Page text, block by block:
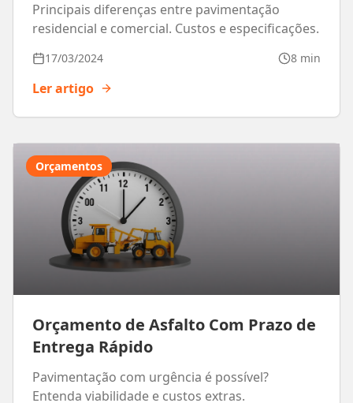
Principais diferenças entre pavimentação
residencial e comercial. Custos e especificações.
17/03/2024 8 min
Ler artigo
Orçamentos
Orçamento de Asfalto Com Prazo de
Entrega Rápido
Pavimentação com urgência é possível?
Entenda viabilidade e custos extras.